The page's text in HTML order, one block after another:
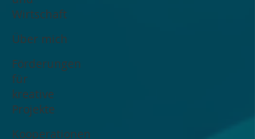
Wirtschaft
Über mich
Förderungen
für
kreative
Projekte
Kooperationen